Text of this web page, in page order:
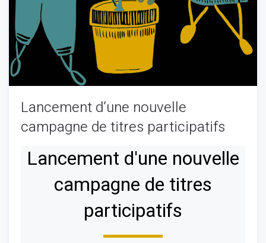
Lancement d’une nouvelle
campagne de titres participatifs
Lancement d'une nouvelle
campagne de titres
participatifs